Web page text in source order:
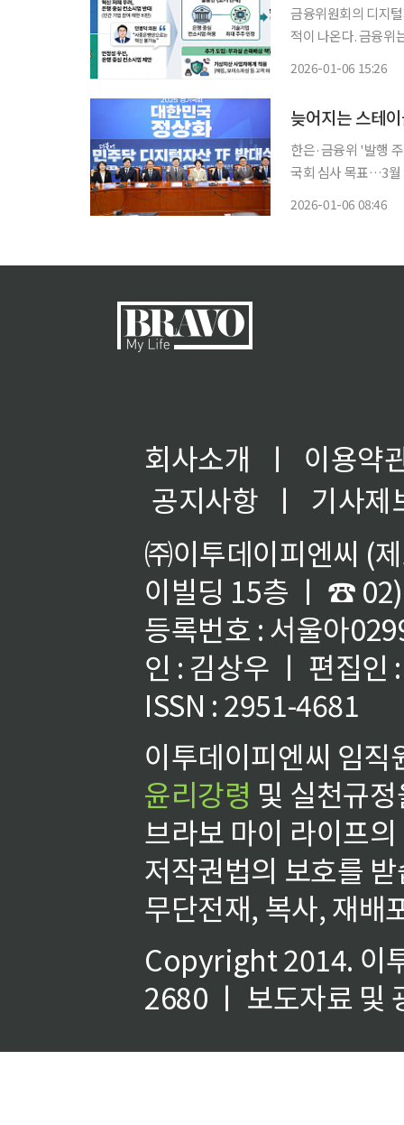
금융위원회의 디지
적이 나온다. 금융위
2026-01-06 15:26
늦어지는 스테
한은·금융위 '발행
국회 심사 목표…3월 처리 전망 금융위원회의 스테이블코인
2026-01-06 08:46
회사소개 ㅣ
이용약
공지사항
ㅣ
기사제
㈜이투데이피엔씨 (
이빌딩 15층 ㅣ ☎
등록번호 : 서울아
인 : 김상우 ㅣ 편집인
ISSN : 2951-4681
이투데이피엔씨 임
윤리강령 및 실천규
브라보 마이 라이프
저작권법의 보호를
무단전재, 복사, 재배
Copyright 2014. 이
2680 ㅣ 보도자료